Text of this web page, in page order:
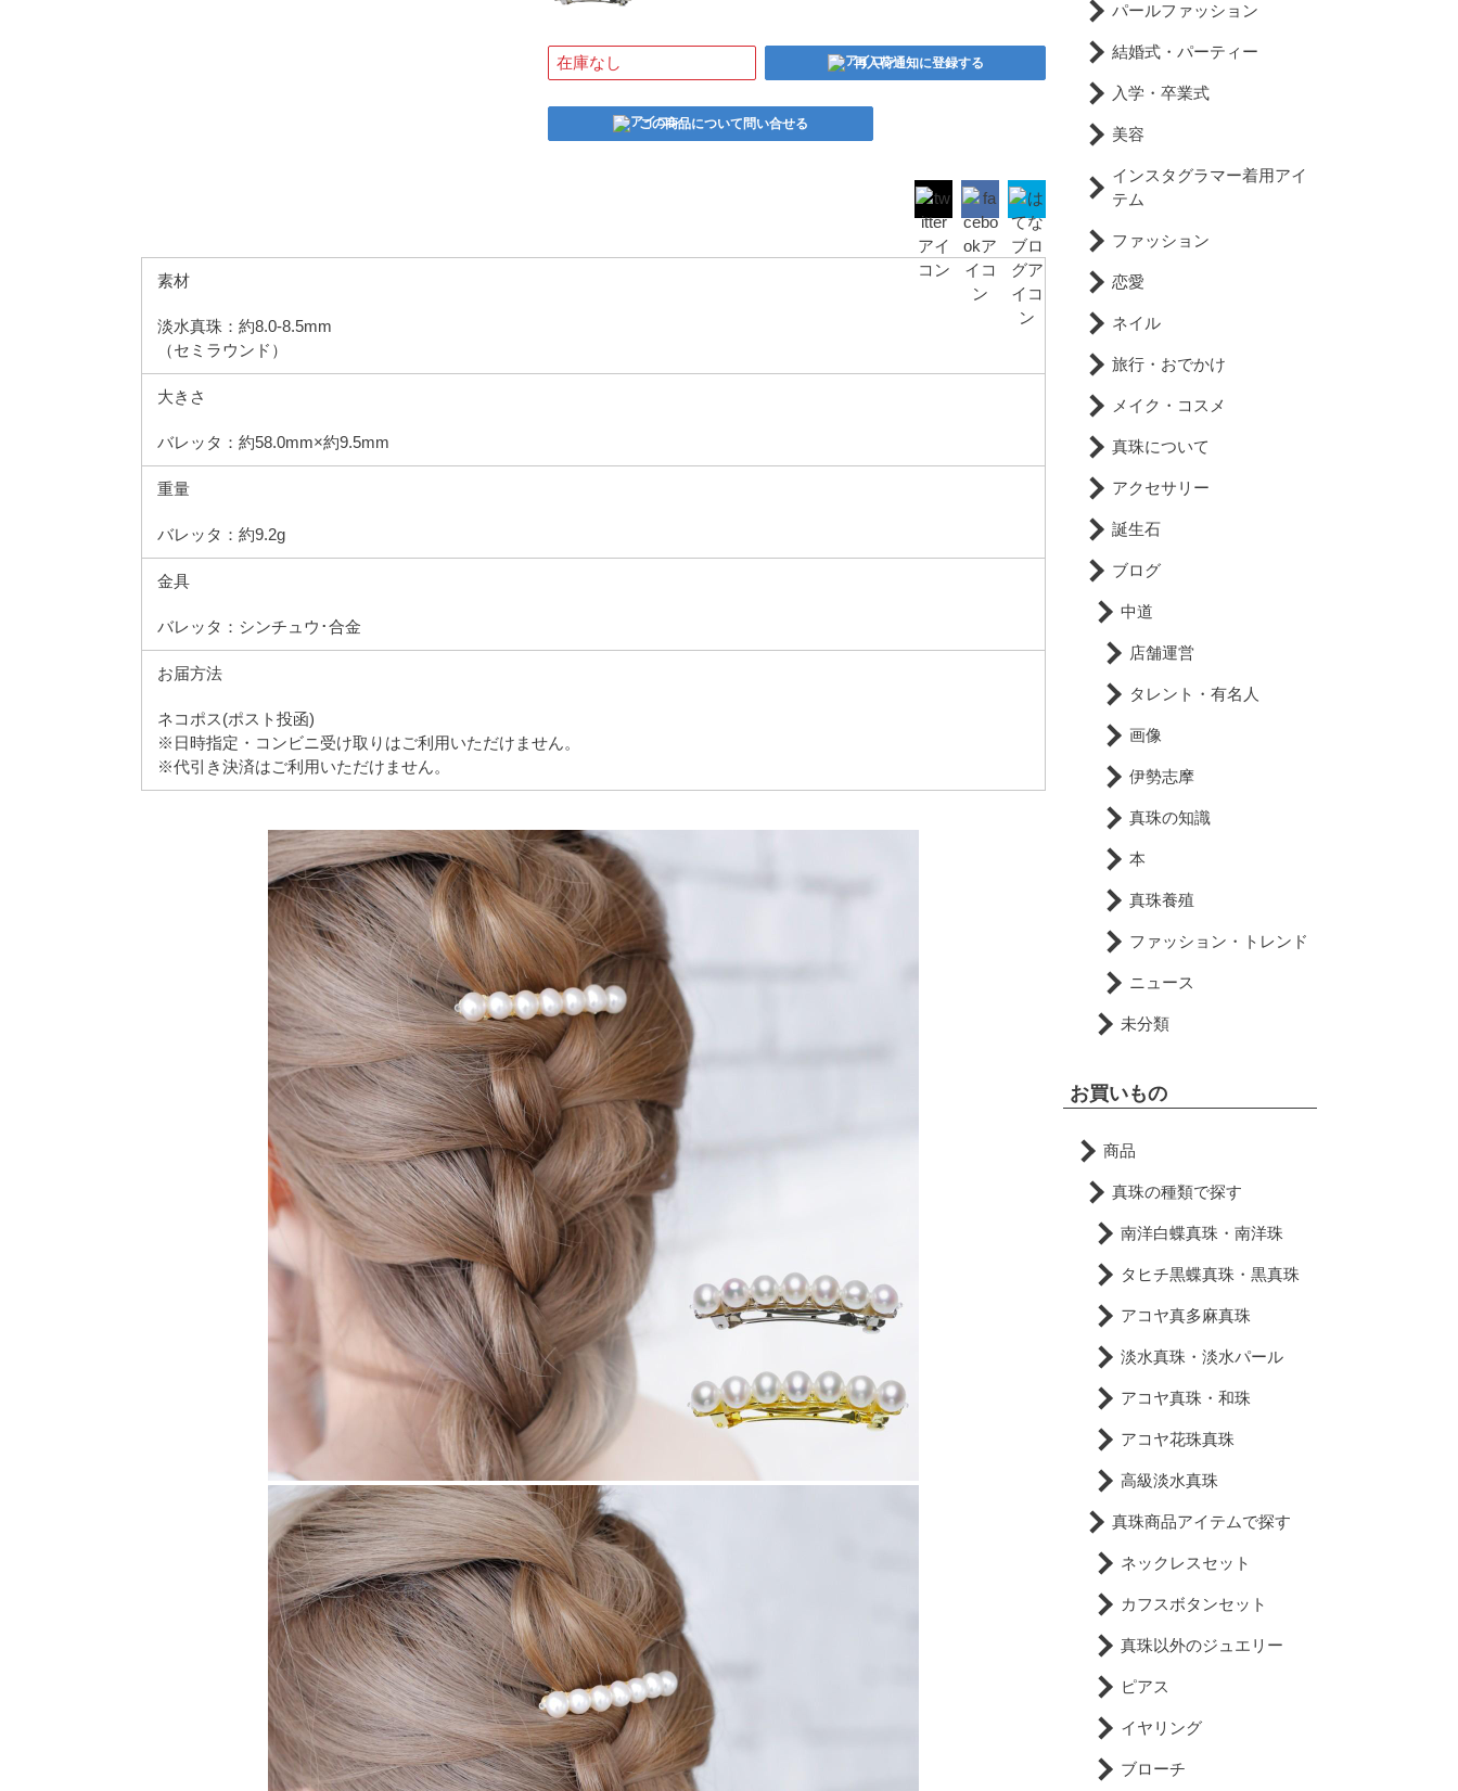
在庫なし 再入荷通知に登録する
この商品について問い合せる
素材
淡水真珠：約8.0-8.5mm
（セミラウンド）
大きさ
バレッタ：約58.0mm×約9.5mm
重量
バレッタ：約9.2g
金具
バレッタ：シンチュウ･合金
お届方法
ネコポス(ポスト投函)
※日時指定・コンビニ受け取りはご利用いただけません。
※代引き決済はご利用いただけません。
パールファッション
結婚式・パーティー
入学・卒業式
美容
インスタグラマー着用アイ
テム
ファッション
恋愛
ネイル
旅行・おでかけ
メイク・コスメ
真珠について
アクセサリー
誕生石
ブログ
中道
店舗運営
タレント・有名人
画像
伊勢志摩
真珠の知識
本
真珠養殖
ファッション・トレンド
ニュース
未分類
お買いもの
商品
真珠の種類で探す
南洋白蝶真珠・南洋珠
タヒチ黒蝶真珠・黒真珠
アコヤ真多麻真珠
淡水真珠・淡水パール
アコヤ真珠・和珠
アコヤ花珠真珠
高級淡水真珠
真珠商品アイテムで探す
ネックレスセット
カフスボタンセット
真珠以外のジュエリー
ピアス
イヤリング
ブローチ